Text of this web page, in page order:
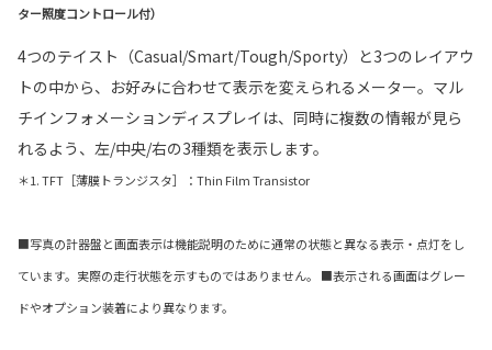
ター照度コントロール付）
4つのテイスト（Casual/Smart/Tough/Sporty）と3つのレイアウ
トの中から、お好みに合わせて表示を変えられるメーター。マル
チインフォメーションディスプレイは、同時に複数の情報が見ら
れるよう、左/中央/右の3種類を表示します。
＊1. TFT［薄膜トランジスタ］：Thin Film Transistor
■写真の計器盤と画面表示は機能説明のために通常の状態と異なる表示・点灯をし
ています。実際の走行状態を示すものではありません。 ■表示される画面はグレー
ドやオプション装着により異なります。